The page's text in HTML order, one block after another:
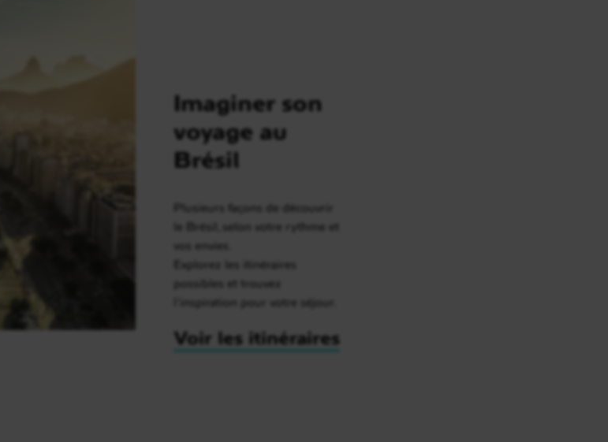
Imaginer son
voyage au
Brésil
Plusieurs façons de découvrir
le Brésil, selon votre rythme et
vos envies.
Explorez les itinéraires
possibles et trouvez
l’inspiration pour votre séjour.
Voir les itinéraires